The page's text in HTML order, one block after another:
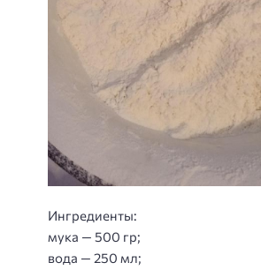
Ингредиенты:
мука — 500 гр;
вода — 250 мл;